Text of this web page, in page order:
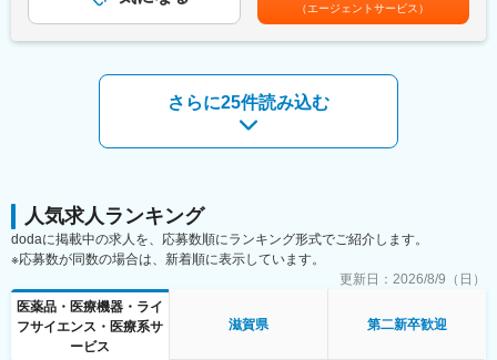
ため、関係者が多いのも当職種の特徴の一つとなります。
ます。
【ポジションの魅力】
・長期間の研修を用意しているため職種未経験＆技術的な知識が
全く無い方でも立ち上りが可能となっております。
・正社員登用は前提の採用です。就業態度に問題がなければ原則
登用となり、業界トップクラスシェアを誇る優良企業の正社員と
して安定就業が可能です。（登用率98%、試験ノルマなし）
【同社の魅力】
◆医療業界に貢献：
最新のIoT技術に注力しており、これまで人の手でアナログに行わ
れていた薬剤管理を、全自動で管理、調整、計測、分包まで対応
て上下する可能性があります。月給(月額)は固定手当を含めた表記
です。
（エージェントサービス）
さらに25件読み込む
人気求人ランキング
dodaに掲載中の求人を、応募数順にランキング形式でご紹介します。
※応募数が同数の場合は、新着順に表示しています。
更新日： 2026/8/9（日）
医薬品・医療機器・ライ
フサイエンス・医療系サ
ービス
滋賀県 第二新卒歓迎